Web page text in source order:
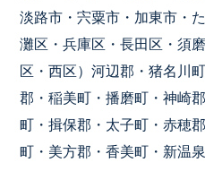
淡路市・宍粟市・加東市・
灘区・兵庫区・長田区・須
区・西区）河辺郡・猪名川
郡・稲美町・播磨町・神崎
町・揖保郡・太子町・赤穂
町・美方郡・香美町・新温泉